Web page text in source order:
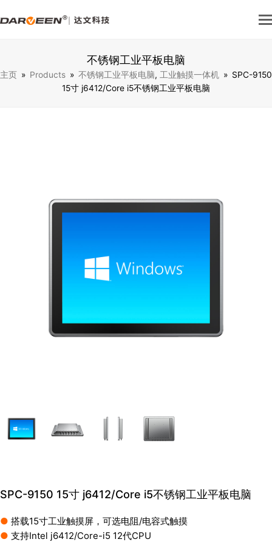
不锈钢工业平板电脑
主页 » Products » 不锈钢工业平板电脑, 工业触摸一体机 » SPC-9150
15寸 j6412/Core i5不锈钢工业平板电脑
SPC-9150 15寸 j6412/Core i5不锈钢工业平板电脑
● 搭载15寸工业触摸屏，可选电阻/电容式触摸
● 支持Intel j6412/Core-i5 12代CPU